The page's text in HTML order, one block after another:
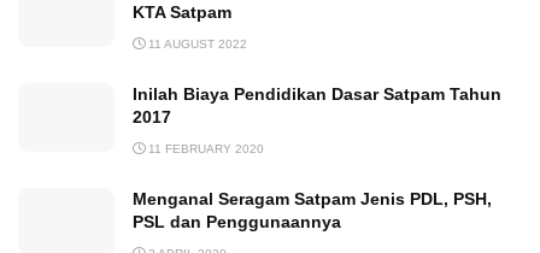
KTA Satpam
11 AUGUST 2022
Inilah Biaya Pendidikan Dasar Satpam Tahun
2017
11 FEBRUARY 2020
Menganal Seragam Satpam Jenis PDL, PSH,
PSL dan Penggunaannya